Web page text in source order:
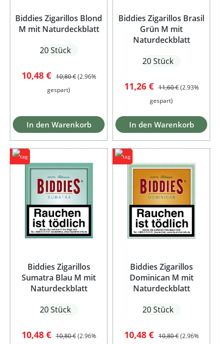
Biddies Zigarillos Blond
M mit Naturdeckblatt
20 Stück
Verkaufspreis:
10,48 € Regulärer Preis:
10,80 € (2.96%
gespart)
In den Warenkorb
Biddies Zigarillos Brasil
Grün M mit
Naturdeckblatt
20 Stück
Verkaufspreis:
11,26 € Regulärer Preis:
11,60 € (2.93%
gespart)
In den Warenkorb
Biddies Zigarillos
Sumatra Blau M mit
Naturdeckblatt
20 Stück
Verkaufspreis:
10,48 € Regulärer Preis:
10,80 € (2.96%
Biddies Zigarillos
Dominican M mit
Naturdeckblatt
20 Stück
Verkaufspreis:
10,48 € Regulärer Preis:
10,80 € (2.96%